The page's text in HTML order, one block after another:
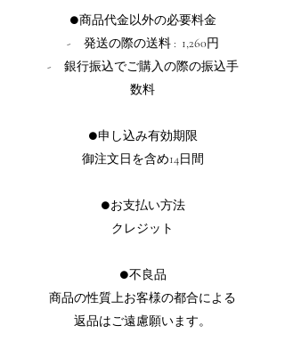
●商品代金以外の必要料金
- 発送の際の送料 : 1,260円
- 銀行振込でご購入の際の振込手
数料
●申し込み有効期限
御注文日を含め14日間
●お支払い方法
クレジット
●不良品
商品の性質上お客様の都合による
返品はご遠慮願います。